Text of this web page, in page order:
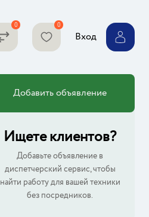
Вход
Добавить объявление
Ищете клиентов?
Добавьте объявление в
диспетчерский сервис, чтобы
найти работу для вашей техники
без посредников.